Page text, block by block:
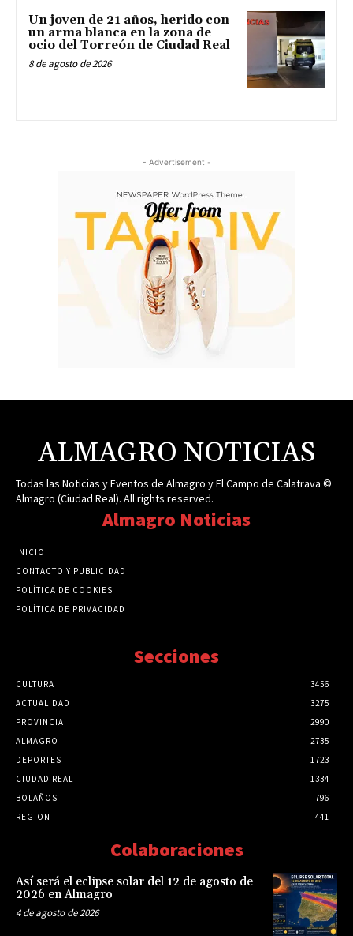
Un joven de 21 años, herido con
un arma blanca en la zona de
ocio del Torreón de Ciudad Real
8 de agosto de 2026
- Advertisement -
ALMAGRO NOTICIAS
Todas las Noticias y Eventos de Almagro y El Campo de Calatrava ©
Almagro (Ciudad Real). All rights reserved.
Almagro Noticias
INICIO
CONTACTO Y PUBLICIDAD
POLÍTICA DE COOKIES
POLÍTICA DE PRIVACIDAD
Secciones
CULTURA
3456
ACTUALIDAD
3275
PROVINCIA
2990
ALMAGRO
2735
DEPORTES
1723
CIUDAD REAL
1334
BOLAÑOS
796
REGION
441
Colaboraciones
Así será el eclipse solar del 12 de agosto de
2026 en Almagro
4 de agosto de 2026